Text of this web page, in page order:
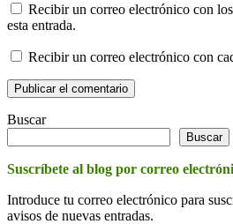
Recibir un correo electrónico con
esta entrada.
Recibir un correo electrónico con
Buscar
Buscar
Suscríbete al blog por correo
Introduce tu correo electrónico para
avisos de nuevas entradas.